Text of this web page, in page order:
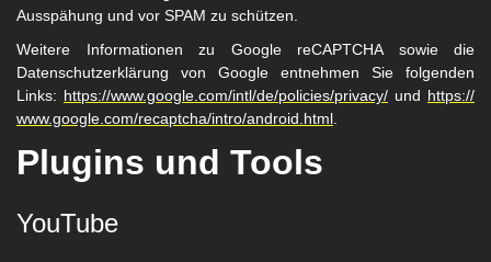
Ausspähung und vor SPAM zu schützen.
Weitere Informationen zu Google reCAPTCHA sowie die
Datenschutzerklärung von Google entnehmen Sie folgenden
Links: https://www.google.com/intl/de/policies/privacy/ und https://
www.google.com/recaptcha/intro/android.html.
Plugins und Tools
YouTube